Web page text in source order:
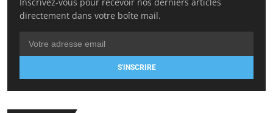
directement dans votre boîte mail.
S'INSCRIRE